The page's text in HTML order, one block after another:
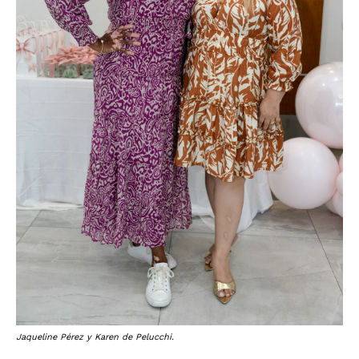
Jaqueline Pérez y Karen de Pelucchi.